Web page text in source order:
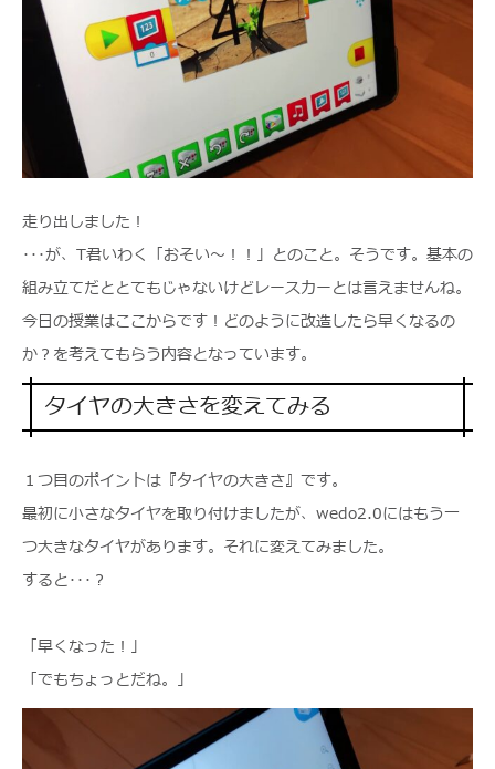
走り出しました！
･･･が、T君いわく「おそい～！！」とのこと。そうです。基本の
組み立てだととてもじゃないけどレースカーとは言えませんね。
今日の授業はここからです！どのように改造したら早くなるの
か？を考えてもらう内容となっています。
タイヤの大きさを変えてみる
１つ目のポイントは『タイヤの大きさ』です。
最初に小さなタイヤを取り付けましたが、wedo2.0にはもう一
つ大きなタイヤがあります。それに変えてみました。
すると･･･？
「早くなった！」
「でもちょっとだね。」